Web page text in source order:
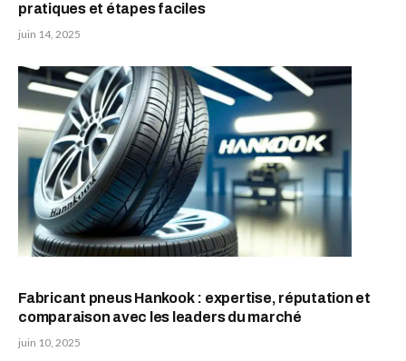
pratiques et étapes faciles
juin 14, 2025
Fabricant pneus Hankook : expertise, réputation et
comparaison avec les leaders du marché
juin 10, 2025